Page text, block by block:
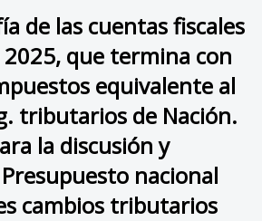
de las cuentas fiscales
2025, que termina con
equivalente al
tributarios de Nación.
la discusión y
nacional
cambios tributarios